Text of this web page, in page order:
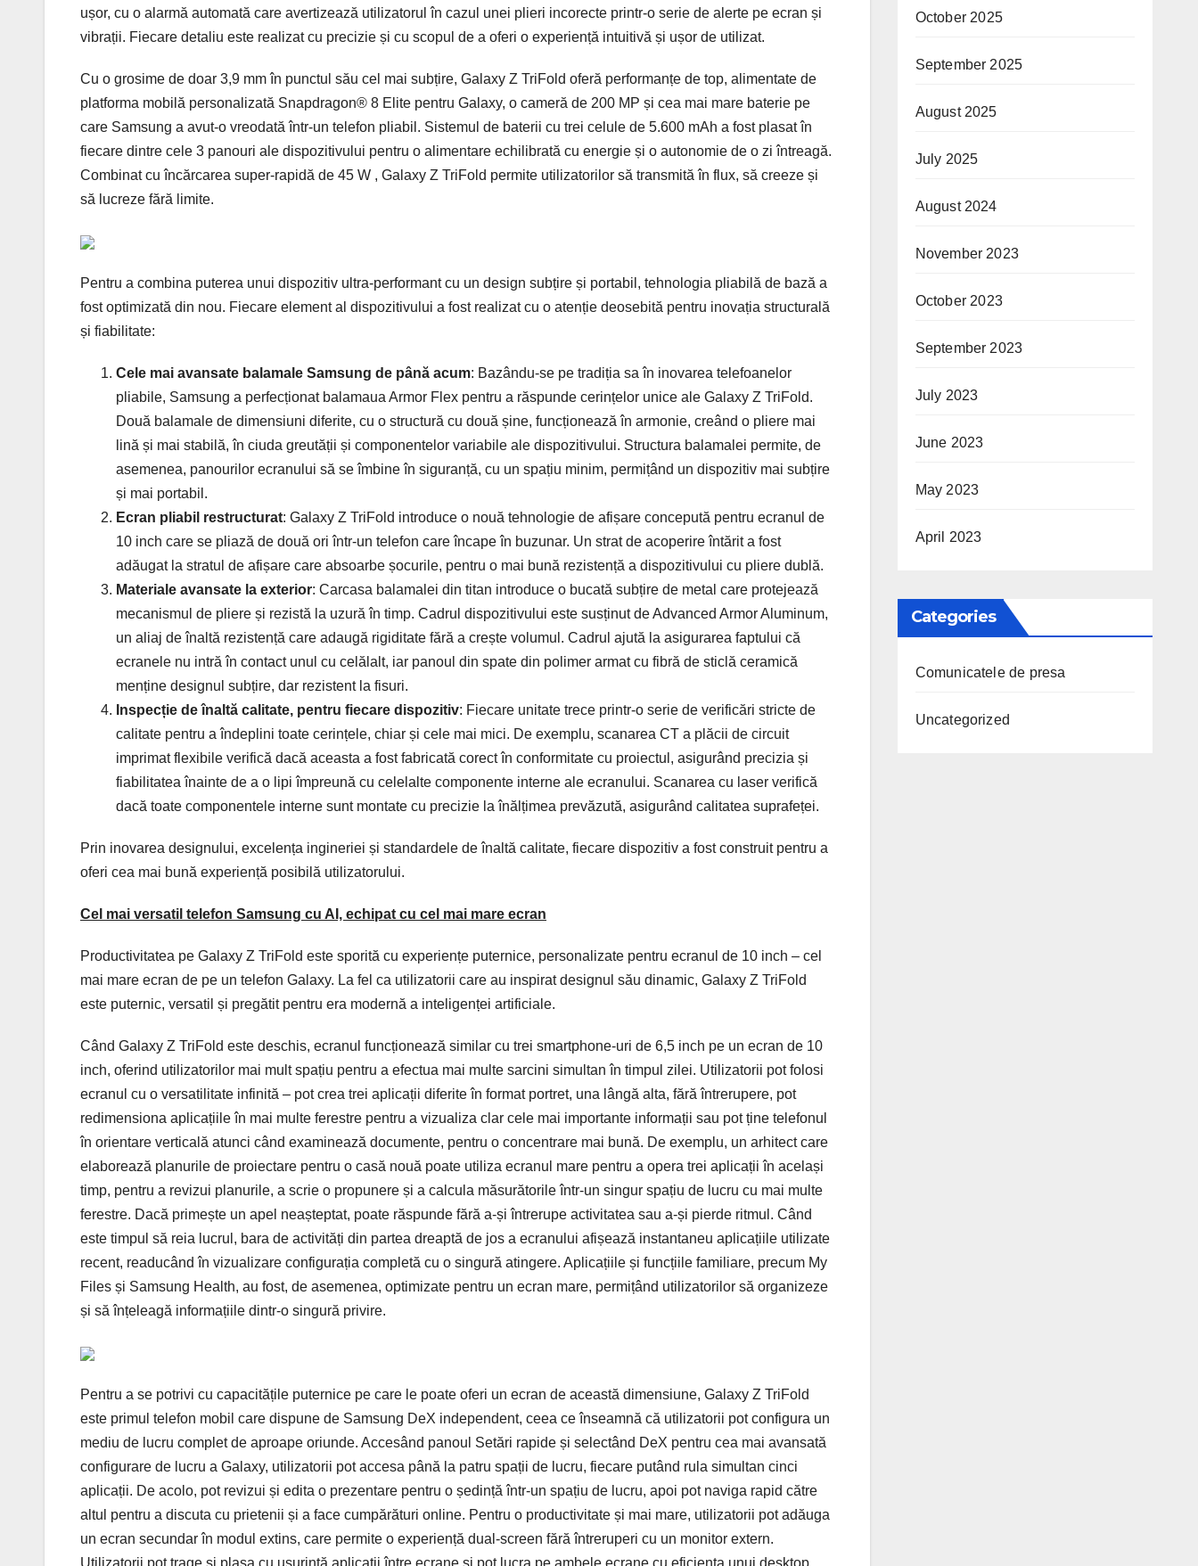
ușor, cu o alarmă automată care avertizează utilizatorul în cazul unei plieri incorecte printr-o serie de alerte pe ecran și
vibrații. Fiecare detaliu este realizat cu precizie și cu scopul de a oferi o experiență intuitivă și ușor de utilizat.
Cu o grosime de doar 3,9 mm în punctul său cel mai subțire, Galaxy Z TriFold oferă performanțe de top, alimentate de
platforma mobilă personalizată Snapdragon® 8 Elite pentru Galaxy, o cameră de 200 MP și cea mai mare baterie pe
care Samsung a avut-o vreodată într-un telefon pliabil. Sistemul de baterii cu trei celule de 5.600 mAh a fost plasat în
fiecare dintre cele 3 panouri ale dispozitivului pentru o alimentare echilibrată cu energie și o autonomie de o zi întreagă.
Combinat cu încărcarea super-rapidă de 45 W , Galaxy Z TriFold permite utilizatorilor să transmită în flux, să creeze și
să lucreze fără limite.
Pentru a combina puterea unui dispozitiv ultra-performant cu un design subțire și portabil, tehnologia pliabilă de bază a
fost optimizată din nou. Fiecare element al dispozitivului a fost realizat cu o atenție deosebită pentru inovația structurală
și fiabilitate:
Cele mai avansate balamale Samsung de până acum: Bazându-se pe tradiția sa în inovarea telefoanelor
pliabile, Samsung a perfecționat balamaua Armor Flex pentru a răspunde cerințelor unice ale Galaxy Z TriFold.
Două balamale de dimensiuni diferite, cu o structură cu două șine, funcționează în armonie, creând o pliere mai
lină și mai stabilă, în ciuda greutății și componentelor variabile ale dispozitivului. Structura balamalei permite, de
asemenea, panourilor ecranului să se îmbine în siguranță, cu un spațiu minim, permițând un dispozitiv mai subțire
și mai portabil.
Ecran pliabil restructurat: Galaxy Z TriFold introduce o nouă tehnologie de afișare concepută pentru ecranul de
10 inch care se pliază de două ori într-un telefon care încape în buzunar. Un strat de acoperire întărit a fost
adăugat la stratul de afișare care absoarbe șocurile, pentru o mai bună rezistență a dispozitivului cu pliere dublă.
Materiale avansate la exterior: Carcasa balamalei din titan introduce o bucată subțire de metal care protejează
mecanismul de pliere și rezistă la uzură în timp. Cadrul dispozitivului este susținut de Advanced Armor Aluminum,
un aliaj de înaltă rezistență care adaugă rigiditate fără a crește volumul. Cadrul ajută la asigurarea faptului că
ecranele nu intră în contact unul cu celălalt, iar panoul din spate din polimer armat cu fibră de sticlă ceramică
menține designul subțire, dar rezistent la fisuri.
Inspecție de înaltă calitate, pentru fiecare dispozitiv: Fiecare unitate trece printr-o serie de verificări stricte de
calitate pentru a îndeplini toate cerințele, chiar și cele mai mici. De exemplu, scanarea CT a plăcii de circuit
imprimat flexibile verifică dacă aceasta a fost fabricată corect în conformitate cu proiectul, asigurând precizia și
fiabilitatea înainte de a o lipi împreună cu celelalte componente interne ale ecranului. Scanarea cu laser verifică
dacă toate componentele interne sunt montate cu precizie la înălțimea prevăzută, asigurând calitatea suprafeței.
Prin inovarea designului, excelența ingineriei și standardele de înaltă calitate, fiecare dispozitiv a fost construit pentru a
oferi cea mai bună experiență posibilă utilizatorului.
Cel mai versatil telefon Samsung cu AI, echipat cu cel mai mare ecran
Productivitatea pe Galaxy Z TriFold este sporită cu experiențe puternice, personalizate pentru ecranul de 10 inch – cel
mai mare ecran de pe un telefon Galaxy. La fel ca utilizatorii care au inspirat designul său dinamic, Galaxy Z TriFold
este puternic, versatil și pregătit pentru era modernă a inteligenței artificiale.
Când Galaxy Z TriFold este deschis, ecranul funcționează similar cu trei smartphone-uri de 6,5 inch pe un ecran de 10
inch, oferind utilizatorilor mai mult spațiu pentru a efectua mai multe sarcini simultan în timpul zilei. Utilizatorii pot folosi
ecranul cu o versatilitate infinită – pot crea trei aplicații diferite în format portret, una lângă alta, fără întrerupere, pot
redimensiona aplicațiile în mai multe ferestre pentru a vizualiza clar cele mai importante informații sau pot ține telefonul
în orientare verticală atunci când examinează documente, pentru o concentrare mai bună. De exemplu, un arhitect care
elaborează planurile de proiectare pentru o casă nouă poate utiliza ecranul mare pentru a opera trei aplicații în același
timp, pentru a revizui planurile, a scrie o propunere și a calcula măsurătorile într-un singur spațiu de lucru cu mai multe
ferestre. Dacă primește un apel neașteptat, poate răspunde fără a-și întrerupe activitatea sau a-și pierde ritmul. Când
este timpul să reia lucrul, bara de activități din partea dreaptă de jos a ecranului afișează instantaneu aplicațiile utilizate
recent, readucând în vizualizare configurația completă cu o singură atingere. Aplicațiile și funcțiile familiare, precum My
Files și Samsung Health, au fost, de asemenea, optimizate pentru un ecran mare, permițând utilizatorilor să organizeze
și să înțeleagă informațiile dintr-o singură privire.
Pentru a se potrivi cu capacitățile puternice pe care le poate oferi un ecran de această dimensiune, Galaxy Z TriFold
este primul telefon mobil care dispune de Samsung DeX independent, ceea ce înseamnă că utilizatorii pot configura un
mediu de lucru complet de aproape oriunde. Accesând panoul Setări rapide și selectând DeX pentru cea mai avansată
configurare de lucru a Galaxy, utilizatorii pot accesa până la patru spații de lucru, fiecare putând rula simultan cinci
aplicații. De acolo, pot revizui și edita o prezentare pentru o ședință într-un spațiu de lucru, apoi pot naviga rapid către
altul pentru a discuta cu prietenii și a face cumpărături online. Pentru o productivitate și mai mare, utilizatorii pot adăuga
un ecran secundar în modul extins, care permite o experiență dual-screen fără întreruperi cu un monitor extern.
October 2025
September 2025
August 2025
July 2025
August 2024
November 2023
October 2023
September 2023
July 2023
June 2023
May 2023
April 2023
Categories
Comunicatele de presa
Uncategorized